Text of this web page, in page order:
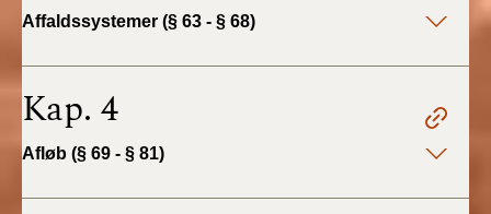
2022)
BR18 (1/1 - 30/6
BR18 (29/6 - 31/12
2021)
Affaldssystemer (§ 63 - § 68)
Kap. 4
Afløb (§ 69 - § 81)